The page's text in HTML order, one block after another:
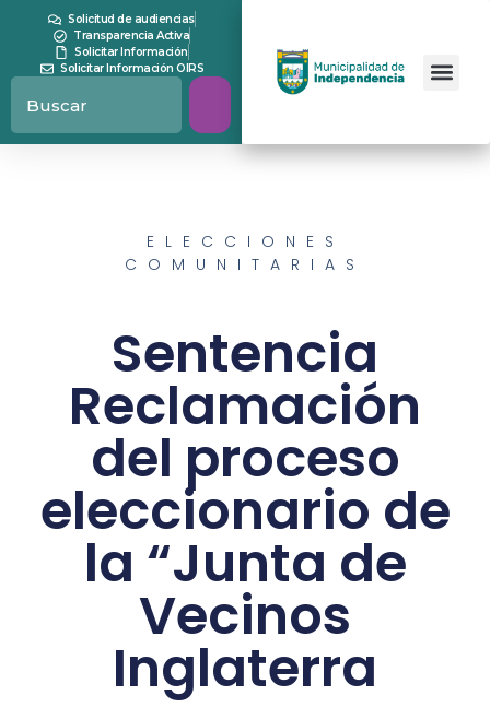
Solicitud de audiencias
Transparencia Activa
Solicitar Información
Solicitar Información OIRS
ELECCIONES
COMUNITARIAS
Sentencia
Reclamación
del proceso
eleccionario de
la “Junta de
Vecinos
Inglaterra